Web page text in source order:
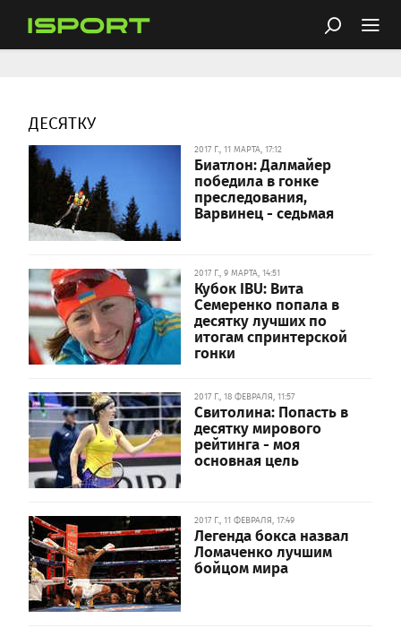
ДЕСЯТКУ
2017 Г., 11 МАРТА, 17:12
Биатлон: Далмайер
победила в гонке
преследования,
Варвинец - седьмая
2017 Г., 9 МАРТА, 14:51
Кубок IBU: Вита
Семеренко попала в
десятку лучших по
итогам спринтерской
гонки
2017 Г., 18 ФЕВРАЛЯ, 11:57
Свитолина: Попасть в
десятку мирового
рейтинга - моя
основная цель
2017 Г., 11 ФЕВРАЛЯ, 17:49
Легенда бокса назвал
Ломаченко лучшим
бойцом мира